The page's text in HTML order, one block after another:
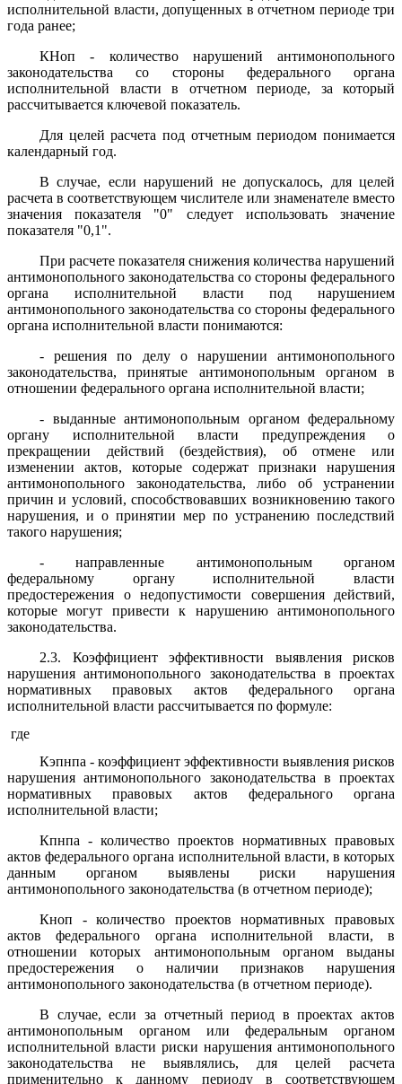
исполнительной власти, допущенных в отчетном периоде три
года ранее;
КНоп - количество нарушений антимонопольного
законодательства со стороны федерального органа
исполнительной власти в отчетном периоде, за который
рассчитывается ключевой показатель.
Для целей расчета под отчетным периодом понимается
календарный год.
В случае, если нарушений не допускалось, для целей
расчета в соответствующем числителе или знаменателе вместо
значения показателя "0" следует использовать значение
показателя "0,1".
При расчете показателя снижения количества нарушений
антимонопольного законодательства со стороны федерального
органа исполнительной власти под нарушением
антимонопольного законодательства со стороны федерального
органа исполнительной власти понимаются:
- решения по делу о нарушении антимонопольного
законодательства, принятые антимонопольным органом в
отношении федерального органа исполнительной власти;
- выданные антимонопольным органом федеральному
органу исполнительной власти предупреждения о
прекращении действий (бездействия), об отмене или
изменении актов, которые содержат признаки нарушения
антимонопольного законодательства, либо об устранении
причин и условий, способствовавших возникновению такого
нарушения, и о принятии мер по устранению последствий
такого нарушения;
- направленные антимонопольным органом
федеральному органу исполнительной власти
предостережения о недопустимости совершения действий,
которые могут привести к нарушению антимонопольного
законодательства.
2.3. Коэффициент эффективности выявления рисков
нарушения антимонопольного законодательства в проектах
нормативных правовых актов федерального органа
исполнительной власти рассчитывается по формуле:
где
Кэпнпа - коэффициент эффективности выявления рисков
нарушения антимонопольного законодательства в проектах
нормативных правовых актов федерального органа
исполнительной власти;
Кпнпа - количество проектов нормативных правовых
актов федерального органа исполнительной власти, в которых
данным органом выявлены риски нарушения
антимонопольного законодательства (в отчетном периоде);
Кноп - количество проектов нормативных правовых
актов федерального органа исполнительной власти, в
отношении которых антимонопольным органом выданы
предостережения о наличии признаков нарушения
антимонопольного законодательства (в отчетном периоде).
В случае, если за отчетный период в проектах актов
антимонопольным органом или федеральным органом
исполнительной власти риски нарушения антимонопольного
законодательства не выявлялись, для целей расчета
применительно к данному периоду в соответствующем